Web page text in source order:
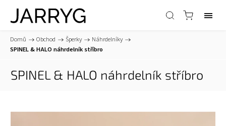
Domů / Obchod / Šperky / Náhrdelníky /
SPINEL & HALO náhrdelník stříbro
SPINEL & HALO náhrdelník stříbro